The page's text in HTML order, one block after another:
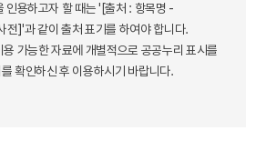
인용하고자 할 때는 '[출처 : 항목명 -
전]'과 같이 출처 표기를 하여야 합니다.
가능한 자료에 개별적으로 공공누리 표시를
확인하신 후 이용하시기 바랍니다.